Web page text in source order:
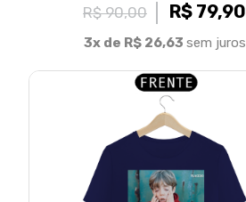
R$ 90,00
R$ 79,90
3x de R$ 26,63 sem juros